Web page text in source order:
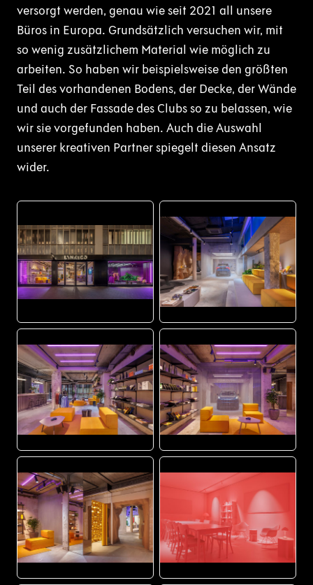
versorgt werden, genau wie seit 2021 all unsere
Büros in Europa. Grundsätzlich versuchen wir, mit
so wenig zusätzlichem Material wie möglich zu
arbeiten. So haben wir beispielsweise den größten
Teil des vorhandenen Bodens, der Decke, der Wände
und auch der Fassade des Clubs so zu belassen, wie
wir sie vorgefunden haben. Auch die Auswahl
unserer kreativen Partner spiegelt diesen Ansatz
wider.
JPG
JPG JPG
JPG JPG